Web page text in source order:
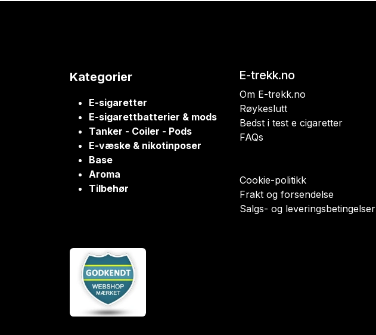
Kategorier
E-sigaretter
E-sigarettbatterier & mods
Tanker - Coiler - Pods
E-væske & nikotinposer
Base
Aroma
Tilbehør
E-trekk.no
Om E-trekk.no
Røykeslutt
Bedst i test e cigaretter
FAQs
Cookie-politikk
Frakt og forsendelse
Salgs- og leveringsbetingelser